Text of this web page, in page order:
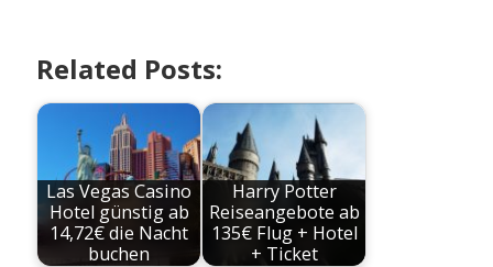
Related Posts:
Las Vegas Casino
Hotel günstig ab
14,72€ die Nacht
buchen
Harry Potter
Reiseangebote ab
135€ Flug + Hotel
+ Ticket